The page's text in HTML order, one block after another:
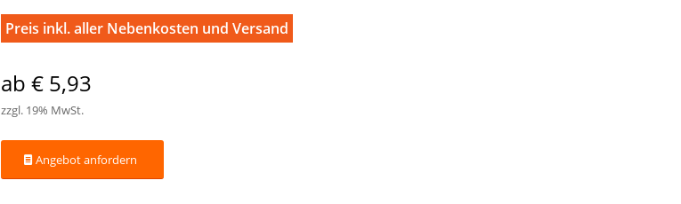
Preis inkl. aller Nebenkosten und Versand
ab € 5,93
zzgl. 19% MwSt.
Angebot anfordern